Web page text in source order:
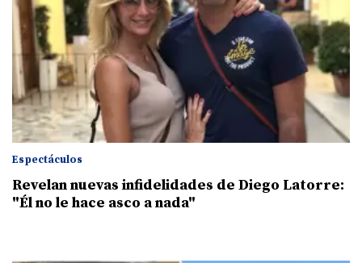
Espectáculos
Revelan nuevas infidelidades de Diego Latorre:
"Él no le hace asco a nada"